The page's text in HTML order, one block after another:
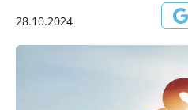
28.10.2024